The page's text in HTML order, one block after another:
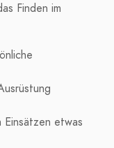
Finden im
Einsätzen etwas